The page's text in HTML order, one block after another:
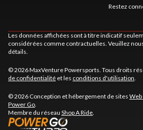
Restez
Les données affichées sont à titre indicatif
considérées comme contractuelles. Veuillez
détails.
© 2026 MaxVenture Powersports. Tous droits
de confidentialité et les conditions d'utilisation.
© 2026 Conception et hébergement de sites
Power Go.
Membre du réseau Shop A Ride.